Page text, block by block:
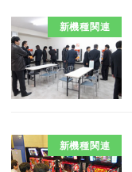
新機種関連
新機種関連